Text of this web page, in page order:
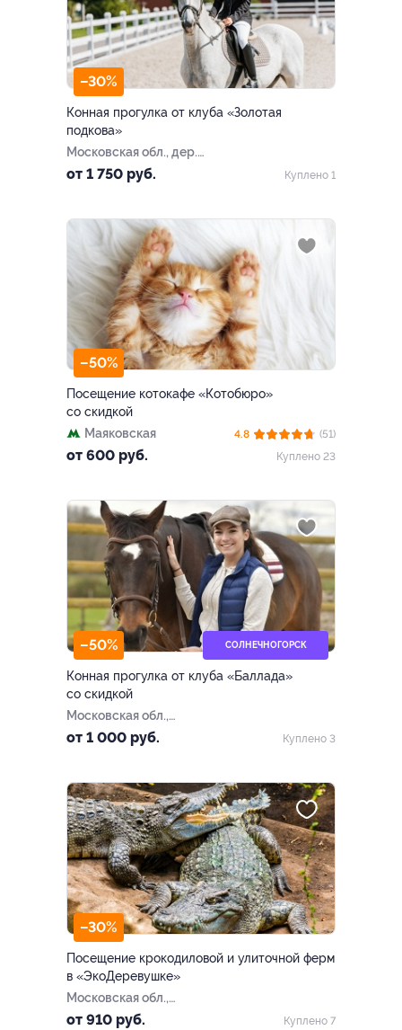
–30%
Конная прогулка от клуба «Золотая
подкова»
Московская обл., дер.
Пикино, ул. Новая, д. 100
от 1 750 руб. Куплено 1
–50%
Посещение котокафе «Котобюро»
со скидкой
Маяковская
от 600 руб.
4.8
(51)
Куплено 23
–50% СОЛНЕЧНОГОРСК
Конная прогулка от клуба «Баллада»
со скидкой
Московская обл.,
Солнечногорский р-н, дер.
«Поварово»)
от 1 000 руб. Куплено 3
–30%
Посещение крокодиловой и улиточной ферм
в «ЭкоДеревушке»
Московская обл.,
Коломенский г.о., с.
от 910 руб. Куплено 7